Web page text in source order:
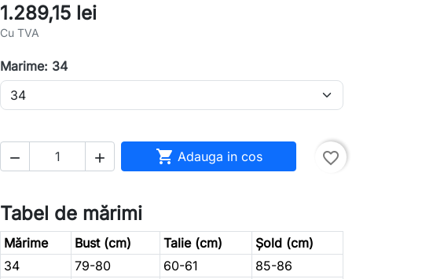
1.289,15 lei
Cu TVA
Marime: 34
   Adauga in cos favorite_border
Tabel de mărimi
Mărime Bust (cm) Talie (cm)
Șold (cm)
34
79-80 60-61
85-86